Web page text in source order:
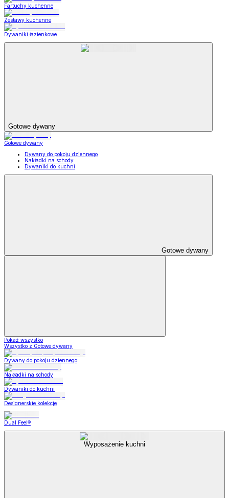
Fartuchy kuchenne
Zestawy kuchenne
Dywaniki łazienkowe
Gotowe dywany
Gotowe dywany
Dywany do pokoju dziennego
Nakładki na schody
Dywaniki do kuchni
Gotowe dywany
Pokaż wszystko
Wszystko z Gotowe dywany
Dywany do pokoju dziennego
Nakładki na schody
Dywaniki do kuchni
Designerskie kolekcje
Dual Feel®
Wyposażenie kuchni